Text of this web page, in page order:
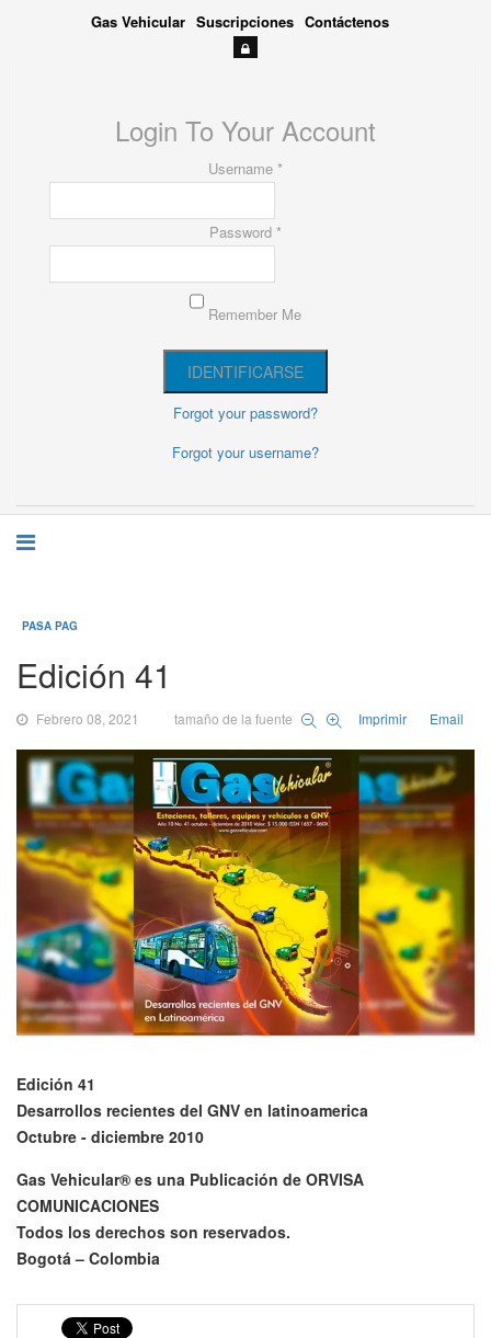
Gas Vehicular Suscripciones Contáctenos
Login To Your Account
Username *
Password *
Remember Me
Forgot your password?
Forgot your username?
PASA PAG
Edición 41
Febrero 08, 2021 tamaño de la fuente Imprimir Email
Edición 41
Desarrollos recientes del GNV en latinoamerica
Octubre - diciembre 2010
Gas Vehicular® es una Publicación de ORVISA
COMUNICACIONES
Todos los derechos son reservados.
Bogotá – Colombia